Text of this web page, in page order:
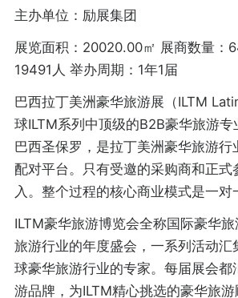
主办单位：励展集团
展览面积：20020.00㎡ 展商数量：
19491人 举办周期：1年1届
巴西拉丁美洲豪华旅游展（ILTM
球ILTM系列中顶级的B2B豪华旅游
巴西圣保罗，是拉丁美洲豪华旅游行
配对平台。只有受邀的采购商和正式
入。整个过程的核心商业模式是一对
ILTM豪华旅游博览会全称国际豪华
旅游行业的年度盛会，一系列活动汇
球豪华旅游行业的专家。每届展会都
游品牌，为ILTM精心挑选的豪华旅